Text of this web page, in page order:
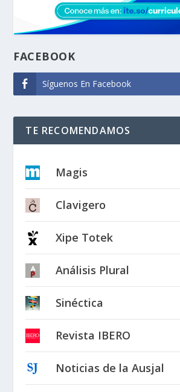
FACEBOOK
Síguenos En Facebook
TE RECOMENDAMOS
Magis
Clavigero
Xipe Totek
Análisis Plural
Sinéctica
Revista IBERO
Noticias de la Ausjal